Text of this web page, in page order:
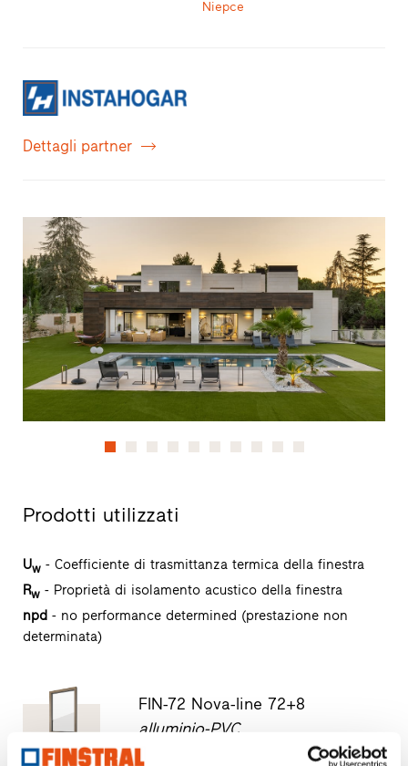
Niepce
Dettagli partner
Prodotti utilizzati
Uw- Coefficiente di trasmittanza termica della finestra
Rw- Proprietà di isolamento acustico della finestra
npd- no performance determined (prestazione non
determinata)
FIN-72 Nova-line 72+8
alluminio-PVC
FIN-Window sostituisce il sistema FIN-72